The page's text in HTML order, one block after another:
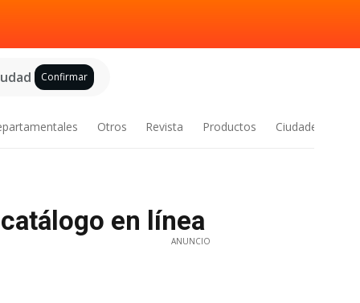
Confirmar
Otros Revista Productos Ciudades
en línea
ANUNCIO